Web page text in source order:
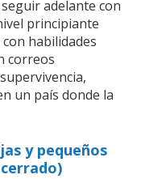
adelante con
principiante
habilidades
correos
un país donde la
y pequeños